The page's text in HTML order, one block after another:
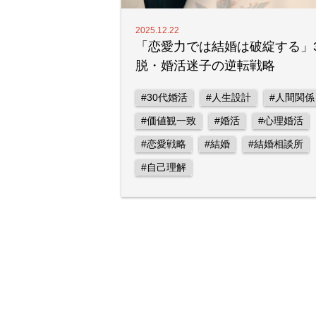
2025.12.22
「恋愛力では結婚は破綻する
脱・婚活迷子の逆転戦略
#30代婚活 #人生設計 #人間関係
#価値観一致 #婚活 #心理婚活
#恋愛戦略 #結婚 #結婚相談所
#自己理解